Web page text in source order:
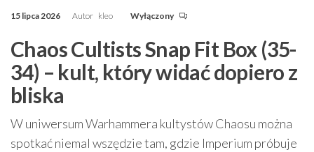
15 lipca 2026 Autor kleo Wyłączony
Chaos Cultists Snap Fit Box (35-
34) – kult, który widać dopiero z
bliska
W uniwersum Warhammera kultystów Chaosu można
spotkać niemal wszędzie tam, gdzie Imperium próbuje